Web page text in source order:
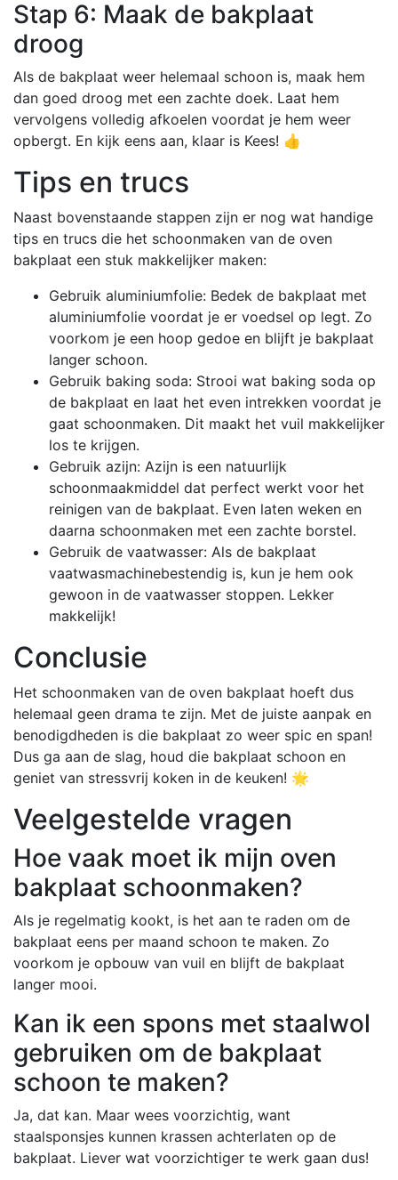
Stap 6: Maak de bakplaat
droog
Als de bakplaat weer helemaal schoon is, maak hem
dan goed droog met een zachte doek. Laat hem
vervolgens volledig afkoelen voordat je hem weer
opbergt. En kijk eens aan, klaar is Kees! 👍
Tips en trucs
Naast bovenstaande stappen zijn er nog wat handige
tips en trucs die het schoonmaken van de oven
bakplaat een stuk makkelijker maken:
Gebruik aluminiumfolie: Bedek de bakplaat met
aluminiumfolie voordat je er voedsel op legt. Zo
voorkom je een hoop gedoe en blijft je bakplaat
langer schoon.
Gebruik baking soda: Strooi wat baking soda op
de bakplaat en laat het even intrekken voordat je
gaat schoonmaken. Dit maakt het vuil makkelijker
los te krijgen.
Gebruik azijn: Azijn is een natuurlijk
schoonmaakmiddel dat perfect werkt voor het
reinigen van de bakplaat. Even laten weken en
daarna schoonmaken met een zachte borstel.
Gebruik de vaatwasser: Als de bakplaat
vaatwasmachinebestendig is, kun je hem ook
gewoon in de vaatwasser stoppen. Lekker
makkelijk!
Conclusie
Het schoonmaken van de oven bakplaat hoeft dus
helemaal geen drama te zijn. Met de juiste aanpak en
benodigdheden is die bakplaat zo weer spic en span!
Dus ga aan de slag, houd die bakplaat schoon en
geniet van stressvrij koken in de keuken! 🌟
Veelgestelde vragen
Hoe vaak moet ik mijn oven
bakplaat schoonmaken?
Als je regelmatig kookt, is het aan te raden om de
bakplaat eens per maand schoon te maken. Zo
voorkom je opbouw van vuil en blijft de bakplaat
langer mooi.
Kan ik een spons met staalwol
gebruiken om de bakplaat
schoon te maken?
Ja, dat kan. Maar wees voorzichtig, want
staalsponsjes kunnen krassen achterlaten op de
bakplaat. Liever wat voorzichtiger te werk gaan dus!